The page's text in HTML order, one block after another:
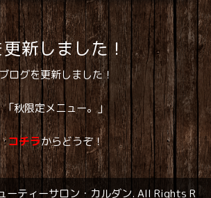
新しました！
ログを更新しました！
「秋限定メニュー。」
コチラからどうぞ！
ーティーサロン・カルダン. All Rights R